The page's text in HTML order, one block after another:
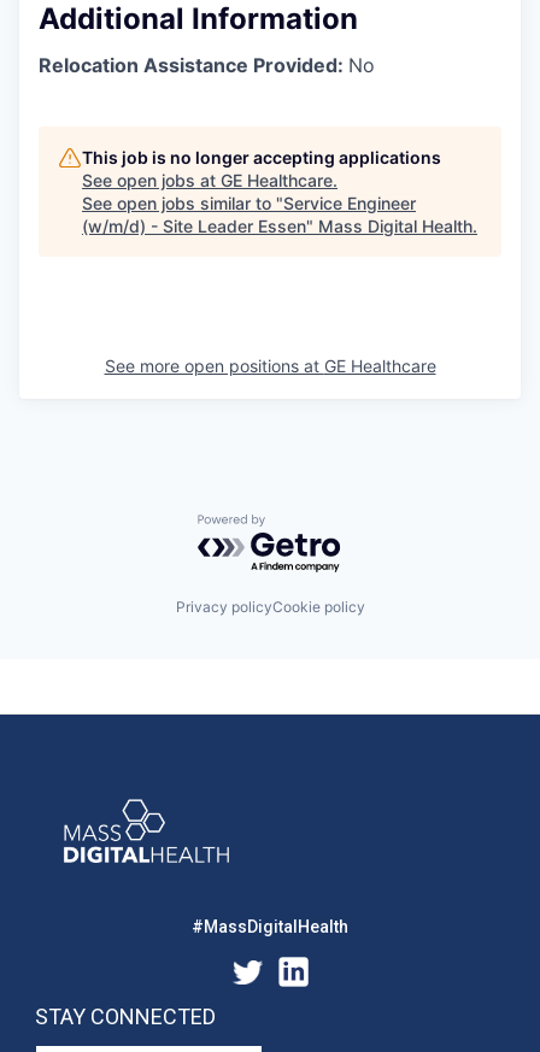
Additional Information
Relocation Assistance Provided: No
This job is no longer accepting applications
See open jobs at GE Healthcare.
See open jobs similar to "Service Engineer
(w/m/d) - Site Leader Essen" Mass Digital Health.
See more open positions at GE Healthcare
Powered by Getro.com
Privacy policyCookie policy
#MassDigitalHealth
STAY CONNECTED